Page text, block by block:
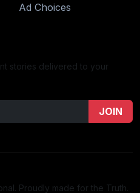
Ad Choices
stories delivered to your
JOIN
Proudly made for the Truth.